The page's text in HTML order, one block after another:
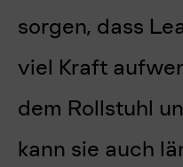
sorgen, dass
viel Kraft
dem Rollstuhl
kann sie auch